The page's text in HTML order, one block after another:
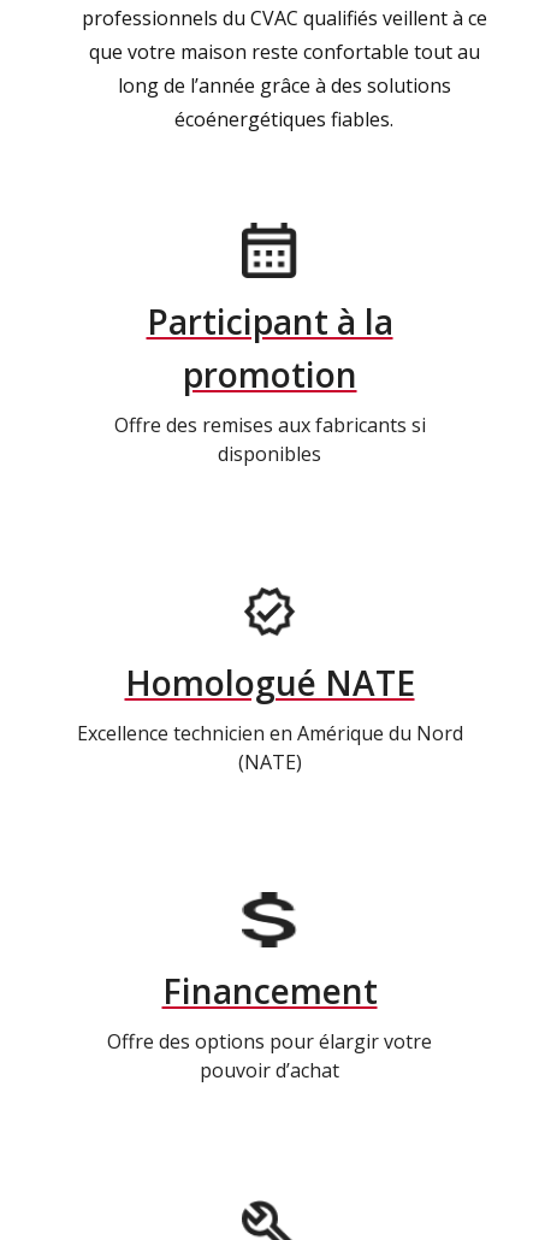
professionnels du CVAC qualifiés veillent à ce
que votre maison reste confortable tout au
long de l’année grâce à des solutions
écoénergétiques fiables.
Participant à la
promotion
Offre des remises aux fabricants si
disponibles
Homologué NATE
Excellence technicien en Amérique du Nord
(NATE)
Financement
Offre des options pour élargir votre
pouvoir d’achat